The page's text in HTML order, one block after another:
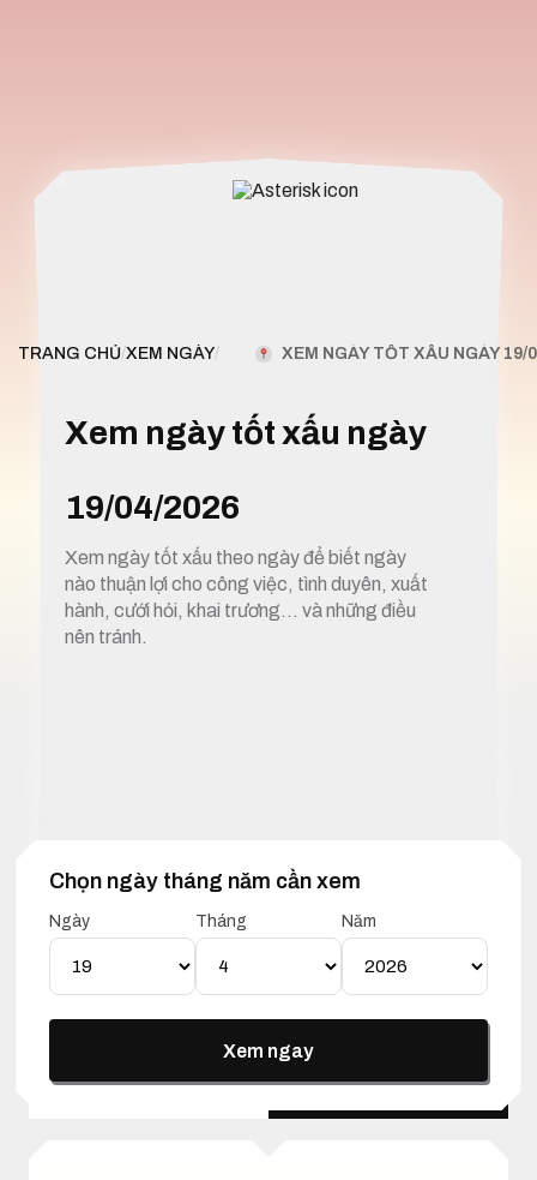
TRANG CHỦ/XEM NGÀY/ XEM NGÀY TỐT XẤU NGÀY 19/
Xem ngày tốt xấu ngày
19/04/2026
Xem ngày tốt xấu theo ngày để biết ngày
nào thuận lợi cho công việc, tình duyên, xuất
hành, cưới hỏi, khai trương… và những điều
nên tránh.
Chọn ngày tháng năm cần xem
Ngày Tháng Năm
Xem ngay
1. Xem ngày tốt xấu 19 tháng 4 năm 2026
Lịch Vạn Niên 19 Tháng 04
Năm 2026
Lịch dương Lịch âm